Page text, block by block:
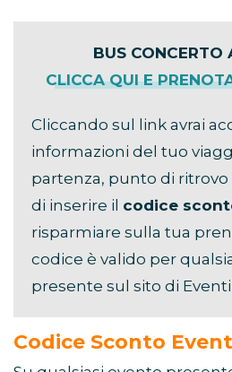
BUS CONCERTO
CLICCA QUI E
Cliccando sul link avrai
informazioni del tuo
partenza, punto di ritrovo
di inserire il codice
risparmiare sulla tua
codice è valido per
presente sul sito di Eventi
Codice Sconto